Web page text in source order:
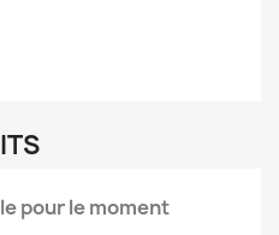
pour le moment